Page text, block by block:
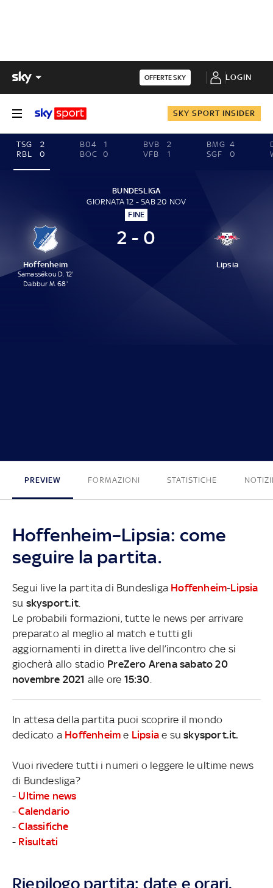
OFFERTE SKY LOGIN
SKY SPORT INSIDER
TSG
2
RBL
0
B04
1
BOC
0
BVB
2
VFB
1
BMG 4
SGF
0
BUNDESLIGA
GIORNATA 12 - SAB 20 NOV
FINE
Hoffenheim
Samassékou D. 12'
Dabbur M. 68'
2 - 0
Lipsia
PREVIEW FORMAZIONI STATISTICHE
Hoffenheim–Lipsia: come
seguire la partita.
Segui live la partita di Bundesliga Hoffenheim-Lipsia
su skysport.it.
Le probabili formazioni, tutte le news per arrivare
preparato al meglio al match e tutti gli
aggiornamenti in diretta live dell’incontro che si
giocherà allo stadio PreZero Arena sabato 20
novembre 2021 alle ore 15:30
In attesa della partita puoi scoprire il mondo
dedicato a Hoffenheim e Lipsia e suskysport.it.
Vuoi rivedere tutti i numeri o leggere le ultime news
di Bundesliga?
- Ultime news
-Calendario
-Classifiche
- Risultati
Riepilogo partita: date e orari.